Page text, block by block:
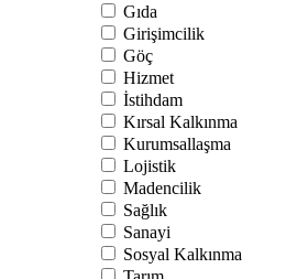
Gıda
Girişimcilik
Göç
Hizmet
İstihdam
Kırsal Kalkınma
Kurumsallaşma
Lojistik
Madencilik
Sağlık
Sanayi
Sosyal Kalkınma